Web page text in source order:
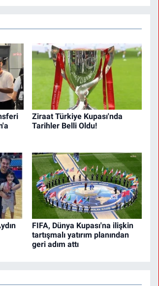
Ziraat Türkiye Kupası'nda
Tarihler Belli Oldu!
FIFA, Dünya Kupası'na ilişkin
tartışmalı yatırım planından
geri adım attı